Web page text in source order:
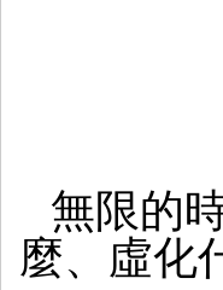
無限的
麼、虛化